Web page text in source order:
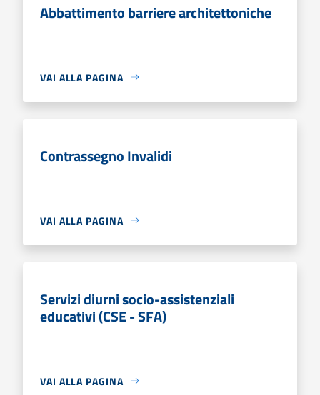
Abbattimento barriere architettoniche
VAI ALLA PAGINA
Contrassegno Invalidi
VAI ALLA PAGINA
Servizi diurni socio-assistenziali
educativi (CSE - SFA)
VAI ALLA PAGINA